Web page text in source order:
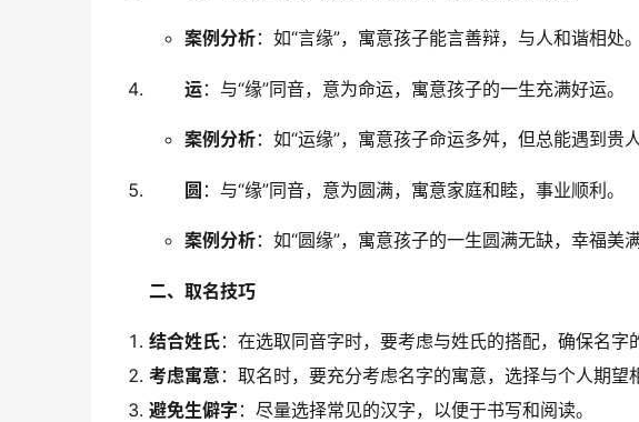
案例分析：如“言缘”，寓意孩子能言善辩，与人和谐相处。
运：与“缘”同音，意为命运，寓意孩子的一生充满好运。
案例分析：如“运缘”，寓意孩子命运多舛，但总能遇到贵人
圆 ：与“缘”同音，意为圆满，寓意家庭和睦，事业顺利。
案例分析：如“圆缘”，寓意孩子的一生圆满无缺，幸福美满
二、取名技巧
结合姓氏：在选取同音字时，要考虑与姓氏的搭配，确保名字
考虑寓意 ：取名时，要充分考虑名字的寓意，选择与个人期望
避免生僻字 ：尽量选择常见的汉字，以便于书写和阅读。